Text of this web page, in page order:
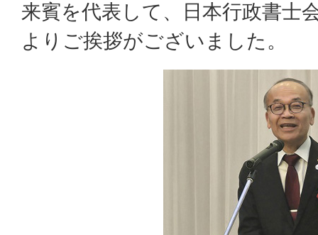
来賓を代表して、日本行政書士
よりご挨拶がございました。